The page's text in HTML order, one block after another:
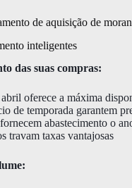
de aquisição de
inteligentes
das suas compras:
oferece a máxima
de temporada garantem
abastecimento o
travam taxas vantajosas